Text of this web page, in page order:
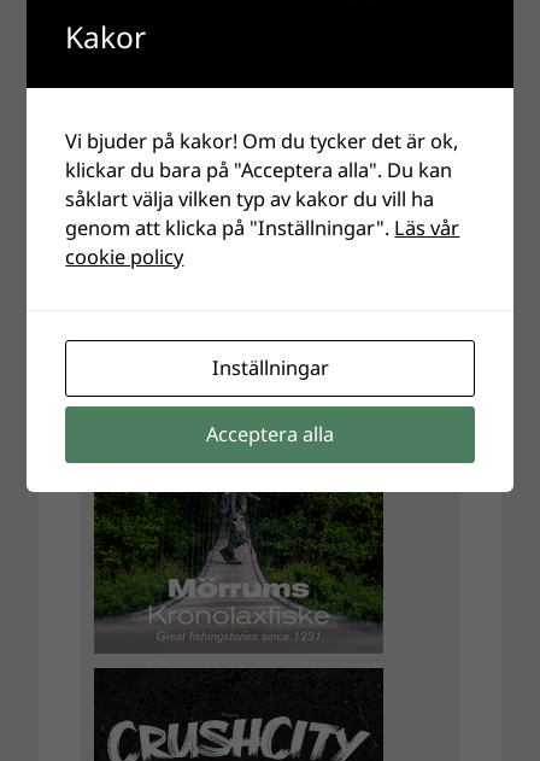
Kakor
Vi bjuder på kakor! Om du tycker det är ok,
klickar du bara på "Acceptera alla". Du kan
såklart välja vilken typ av kakor du vill ha
genom att klicka på "Inställningar". Läs vår
cookie policy
Inställningar
Acceptera alla